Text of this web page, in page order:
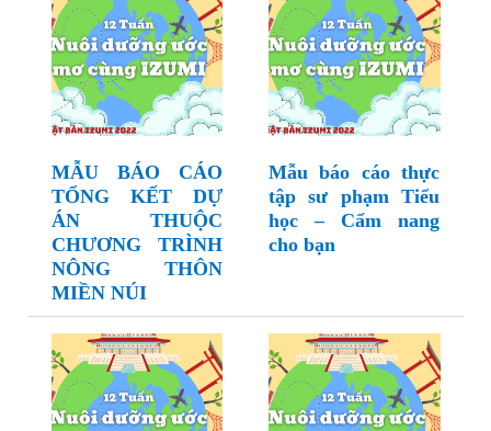
MẪU BÁO CÁO
TỔNG KẾT DỰ
ÁN THUỘC
CHƯƠNG TRÌNH
NÔNG THÔN
MIỀN NÚI
Mẫu báo cáo thực
tập sư phạm Tiểu
học – Cẩm nang
cho bạn